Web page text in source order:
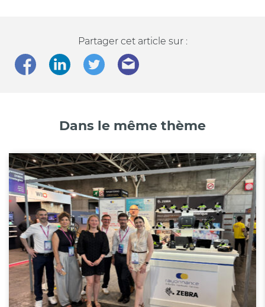
Partager cet article sur :
Dans le même thème